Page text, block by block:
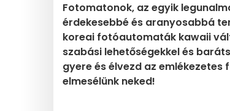
Fotomatonok, az egyik
érdekesebbé és aranyosabbá
koreai fotóautomaták kawaii
szabási lehetőségekkel és
gyere és élvezd az
elmesélünk neked!